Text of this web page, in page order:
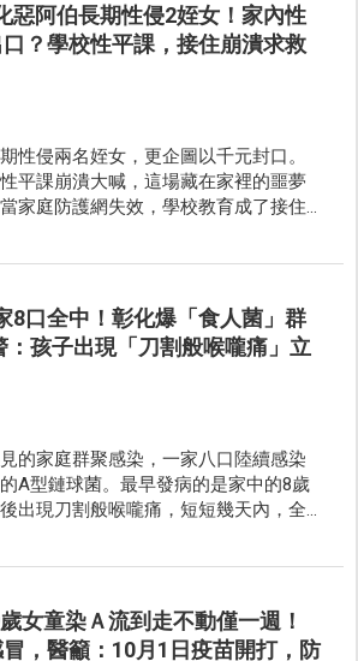
惡阿伯長期性侵2姪女！家內性
？學校性平課，接住崩潰求救
性侵兩名姪女，更企圖以千元封口。
平課崩潰大喊，這場藏在家裡的噩夢
家庭防護網失效，學校教育成了接住
8口全中！彰化爆「食人菌」群
：孩子出現「刀割般喉嚨痛」立
的家庭群聚感染，一家八口陸續感染
A型鏈球菌。最早發病的是家中的8歲
出現刀割般喉嚨痛，短短幾天內，全
女童染Ａ流到走不動僅一週！
，醫籲：10月1日疫苗開打，防